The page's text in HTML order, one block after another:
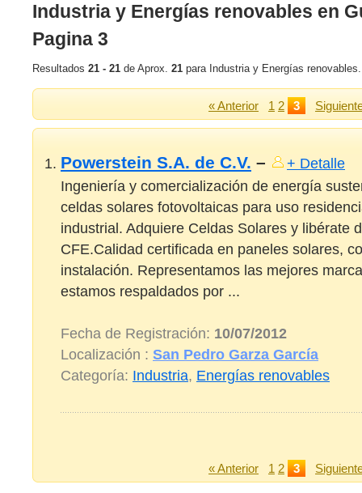
Industria y Energías renovables en
Pagina 3
Resultados 21 - 21 de Aprox. 21 para Industria y Energías renovables.
« Anterior 1 2 3
Powerstein S.A. de C.V. –
+ Detalle
Ingeniería y comercialización de energía
celdas solares fotovoltaicas para uso
industrial. Adquiere Celdas Solares y libérate
CFE.Calidad certificada en paneles solares,
instalación. Representamos las mejores
estamos respaldados por ...
Fecha de Registración: 10/07/2012
Localización : San Pedro Garza García
Categoría: Industria, Energías renovables
« Anterior 1 2 3